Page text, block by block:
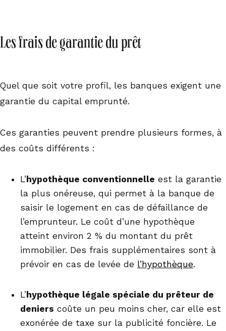
Les frais de garantie du prêt
Quel que soit votre profil, les banques exigent une
garantie du capital emprunté.
Ces garanties peuvent prendre plusieurs formes, à
des coûts différents :
L’hypothèque conventionnelle est la garantie
la plus onéreuse, qui permet à la banque de
saisir le logement en cas de défaillance de
l’emprunteur. Le coût d’une hypothèque
atteint environ 2 % du montant du prêt
immobilier. Des frais supplémentaires sont à
prévoir en cas de levée de l’hypothèque.
L’hypothèque légale spéciale du prêteur de
deniers coûte un peu moins cher, car elle est
exonérée de taxe sur la publicité foncière. Le